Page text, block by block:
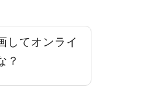
してオンライ
？